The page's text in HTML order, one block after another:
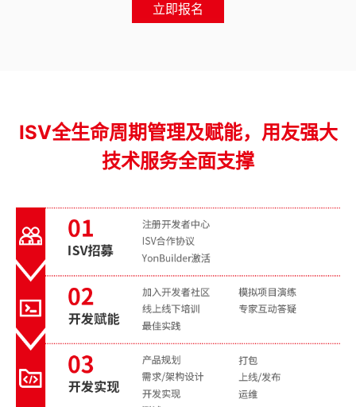
立即报名
ISV全生命周期管理及赋能，用友强大
技术服务全面支撑